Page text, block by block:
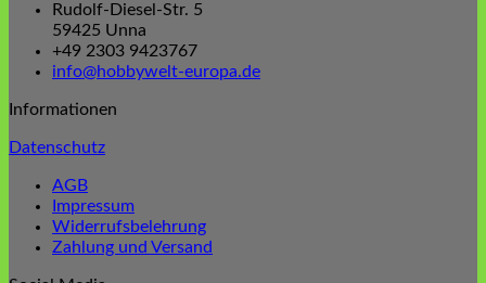
Rudolf-Diesel-Str. 5
59425 Unna
+49 2303 9423767
info@hobbywelt-europa.de
Informationen
Datenschutz
AGB
Impressum
Widerrufsbelehrung
Zahlung und Versand